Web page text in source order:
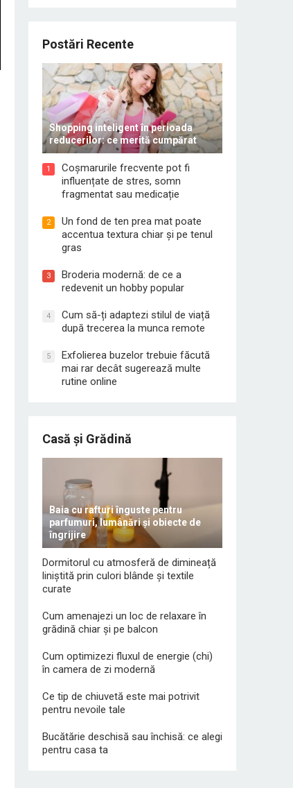
Postări Recente
Shopping inteligent în perioada
reducerilor: ce merită cumpărat
1
Coșmarurile frecvente pot fi
influențate de stres, somn
fragmentat sau medicație
2
Un fond de ten prea mat poate
accentua textura chiar și pe tenul
gras
3
Broderia modernă: de ce a
redevenit un hobby popular
4
Cum să-ți adaptezi stilul de viață
după trecerea la munca remote
5
Exfolierea buzelor trebuie făcută
mai rar decât sugerează multe
rutine online
Casă și Grădină
Baia cu rafturi înguste pentru
parfumuri, lumânări și obiecte de
îngrijire
Dormitorul cu atmosferă de dimineață
liniștită prin culori blânde și textile
curate
Cum amenajezi un loc de relaxare în
grădină chiar și pe balcon
Cum optimizezi fluxul de energie (chi)
în camera de zi modernă
Ce tip de chiuvetă este mai potrivit
pentru nevoile tale
Bucătărie deschisă sau închisă: ce alegi
pentru casa ta